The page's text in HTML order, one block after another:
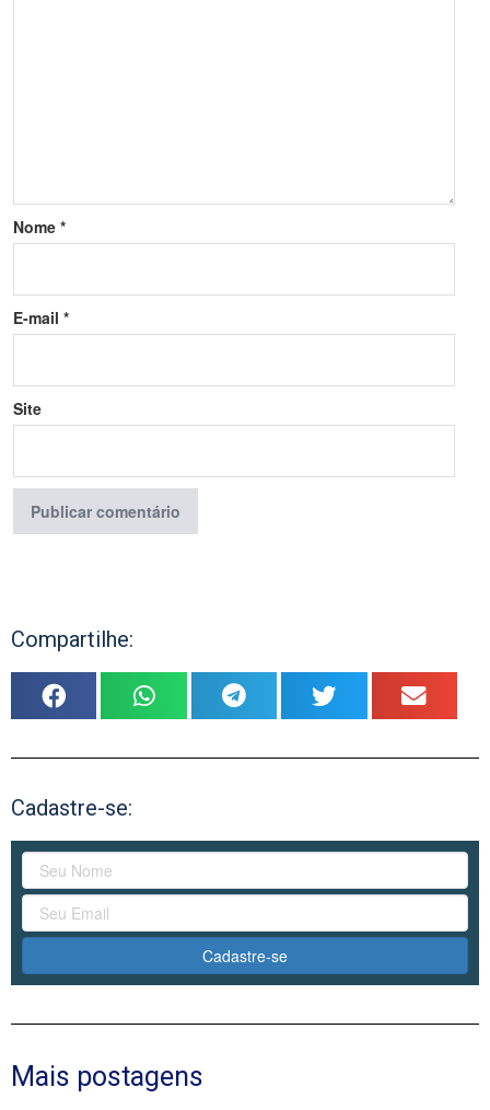
Nome *
E-mail *
Site
Compartilhe:
Cadastre-se:
Cadastre-se
Mais postagens